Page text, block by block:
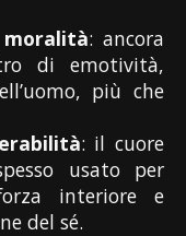
: ancora
di emotività,
più che
: il cuore
usato per
interiore e
del sé.